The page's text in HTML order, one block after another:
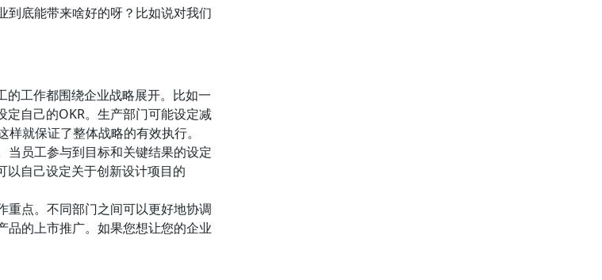
到底能带来啥好的呀？比如说对我们
的工作都围绕企业战略展开。比如一
自己的OKR。生产部门可能设定减
就保证了整体战略的有效执行。
当员工参与到目标和关键结果的设定
以自己设定关于创新设计项目的
重点。不同部门之间可以更好地协调
品的上市推广。如果您想让您的企业